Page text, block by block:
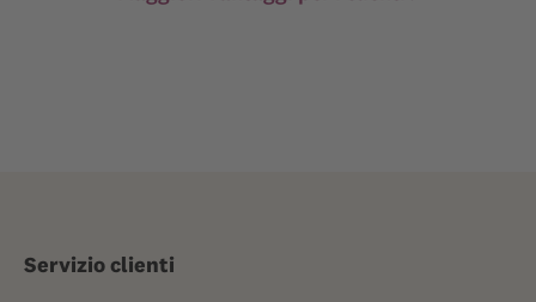
Servizio clienti